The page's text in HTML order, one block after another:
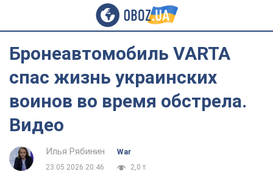
Бронеавтомобиль VARTA
спас жизнь украинских
воинов во время обстрела.
Видео
Илья Рябинин
War
23.05.2026 20:46
2,0 т.